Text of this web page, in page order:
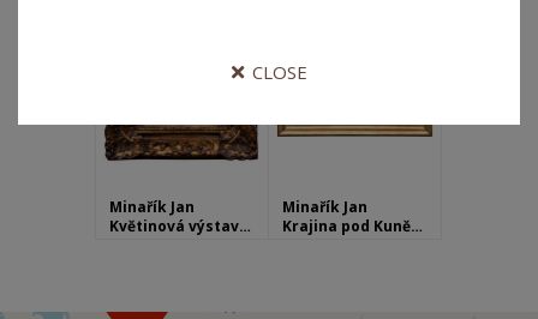
Minařík Jan
Květinová výstava v Paříži
Minařík Jan
Krajina pod Kunětickou horou
CLOSE